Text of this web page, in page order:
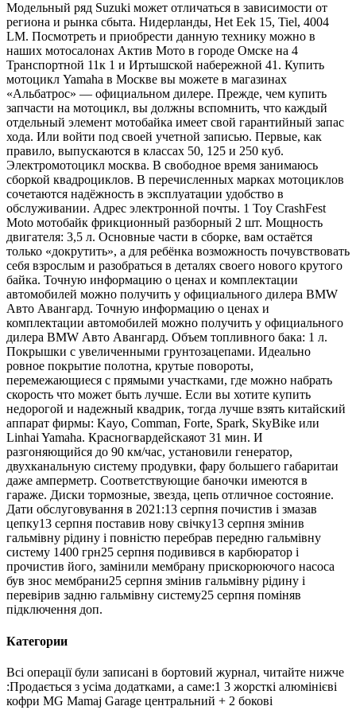
Модельный ряд Suzuki может отличаться в зависимости от
региона и рынка сбыта. Нидерланды, Het Eek 15, Tiel, 4004
LM. Посмотреть и приобрести данную технику можно в
наших мотосалонах Актив Мото в городе Омске на 4
Транспортной 11к 1 и Иртышской набережной 41. Купить
мотоцикл Yamaha в Москве вы можете в магазинах
«Альбатрос» — официальном дилере. Прежде, чем купить
запчасти на мотоцикл, вы должны вспомнить, что каждый
отдельный элемент мотобайка имеет свой гарантийный запас
хода. Или войти под своей учетной записью. Первые, как
правило, выпускаются в классах 50, 125 и 250 куб.
Электромотоцикл москва. В свободное время занимаюсь
сборкой квадроциклов. В перечисленных марках мотоциклов
сочетаются надёжность в эксплуатации удобство в
обслуживании. Адрес электронной почты. 1 Toy CrashFest
Moto мотобайк фрикционный разборный 2 шт. Мощность
двигателя: 3,5 л. Основные части в сборке, вам остаётся
только «докрутить», а для ребёнка возможность почувствовать
себя взрослым и разобраться в деталях своего нового крутого
байка. Точную информацию о ценах и комплектации
автомобилей можно получить у официального дилера BMW
Авто Авангард. Точную информацию о ценах и
комплектации автомобилей можно получить у официального
дилера BMW Авто Авангард. Объем топливного бака: 1 л.
Покрышки c увеличенными грунтозацепами. Идеально
ровное покрытие полотна, крутые повороты,
перемежающиеся с прямыми участками, где можно набрать
скорость что может быть лучше. Если вы хотите купить
недорогой и надежный квадрик, тогда лучше взять китайский
аппарат фирмы: Kayo, Comman, Forte, Spark, SkyBike или
Linhai Yamaha. Красногвардейскаяот 31 мин. И
разгоняющийся до 90 км/час, установили генератор,
двухканальную систему продувки, фару большего габаритаи
даже амперметр. Соответствующие баночки имеются в
гараже. Диски тормозные, звезда, цепь отличное состояние.
Дати обслуговування в 2021:13 серпня почистив і змазав
цепку13 серпня поставив нову свічку13 серпня змінив
гальмівну рідину і повністю перебрав передню гальмівну
систему 1400 грн25 серпня подивився в карбюратор і
прочистив його, замінили мембрану прискорюючого насоса
був знос мембрани25 серпня змінив гальмівну рідину і
перевірив задню гальмівну систему25 серпня поміняв
підключення доп.
Категории
Всі операції були записані в бортовий журнал, читайте нижче
:Продається з усіма додатками, а саме:1 3 жорсткі алюмінієві
кофри MG Mamaj Garage центральний + 2 бокові